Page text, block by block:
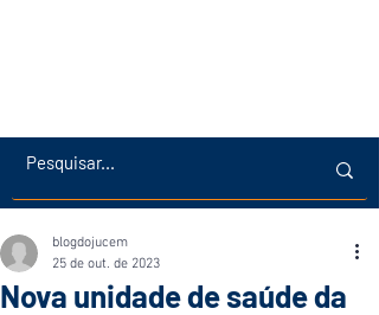
Nova unidade de saúde da
blogdojucem
25 de out. de 2023